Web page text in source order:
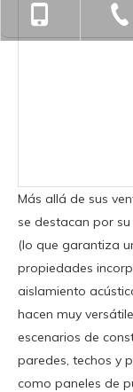
Más allá de sus
se destacan por
(lo que garantiza
propiedades
aislamiento
hacen muy
escenarios de
paredes, techos y
como paneles de
+86-